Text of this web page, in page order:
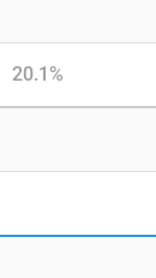
20.1%